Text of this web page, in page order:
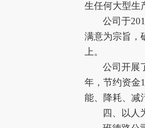
生任何大型生
公司于
满意为宗旨，
上。
公司开展
年，节约资金1
能、降耗、减
四、以人